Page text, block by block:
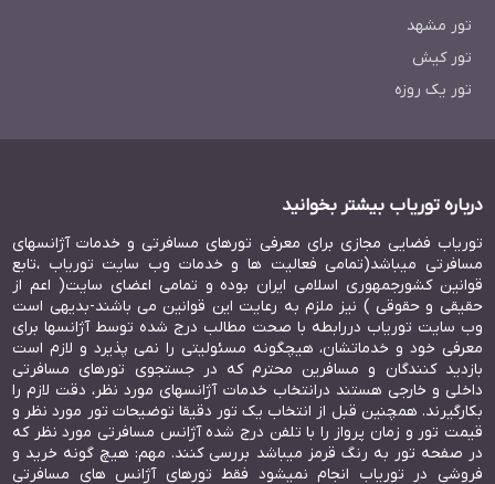
تور مشهد
تور کیش
تور یک روزه
درباره توریاب بیشتر بخوانید
توریاب فضایی مجازی برای معرفی تورهای مسافرتی و خدمات آژانسهای
مسافرتی میباشد(تمامی فعالیت ها و خدمات وب سایت توریاب ،تابع
قوانین کشورجمهوری اسلامی ایران بوده و تمامی اعضای سایت( اعم از
حقیقی و حقوقی ) نیز ملزم به رعایت این قوانین می باشند-بدیهی است
وب سایت توریاب دررابطه با صحت مطالب درج شده توسط آژانسها برای
معرفی خود و خدماتشان، هیچگونه مسئولیتی را نمی پذیرد و لازم است
بازدید کنندگان و مسافرین محترم که در جستجوی تورهای مسافرتی
داخلی و خارجی هستند درانتخاب خدمات آژانسهای مورد نظر، دقت لازم را
بکارگیرند. همچنین قبل از انتخاب یک تور دقیقا توضیحات تور مورد نظر و
قیمت تور و زمان پرواز را با تلفن درج شده آژانس مسافرتی مورد نظر که
در صفحه تور به رنگ قرمز میباشد بررسی کنند. مهم: هیچ گونه خرید و
فروشی در توریاب انجام نمیشود فقط تورهای آژانس های مسافرتی